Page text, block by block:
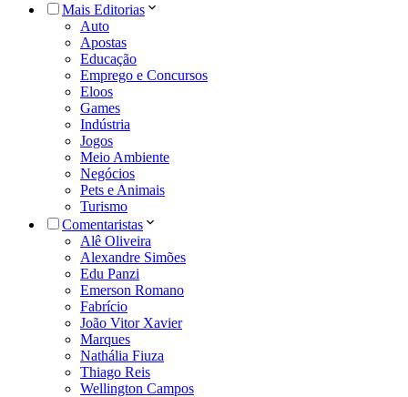
Mais Editorias
Auto
Apostas
Educação
Emprego e Concursos
Eloos
Games
Indústria
Jogos
Meio Ambiente
Negócios
Pets e Animais
Turismo
Comentaristas
Alê Oliveira
Alexandre Simões
Edu Panzi
Emerson Romano
Fabrício
João Vitor Xavier
Marques
Nathália Fiuza
Thiago Reis
Wellington Campos